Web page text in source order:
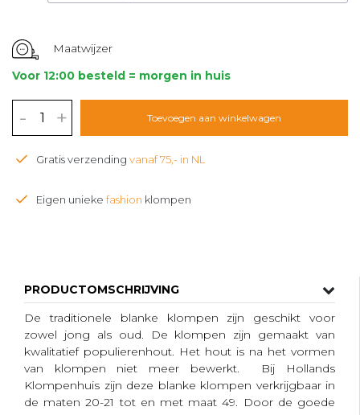
PRODUCTOMSCHRIJVING
De traditionele blanke klompen zijn geschikt voor
zowel jong als oud. De klompen zijn gemaakt van
kwalitatief populierenhout. Het hout is na het vormen
van klompen niet meer bewerkt. Bij Hollands
Klompenhuis zijn deze blanke klompen verkrijgbaar in
de maten 20-21 tot en met maat 49. Door de goede
Maatwijzer
Voor 12:00 besteld = morgen in huis
- + Toevoegen aan winkelwagen
Gratis verzending vanaf 75,- in NL
Eigen unieke fashion klompen